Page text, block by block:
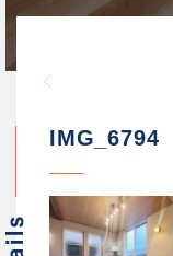
IMG_6794